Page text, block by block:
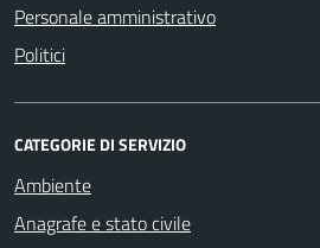
Personale amministrativo
Politici
CATEGORIE DI SERVIZIO
Ambiente
Anagrafe e stato civile